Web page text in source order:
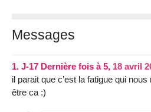
Messages
1. J-17 Dernière fois à 5, 18 avril
il parait que c’est la fatigue qui
être ca :)